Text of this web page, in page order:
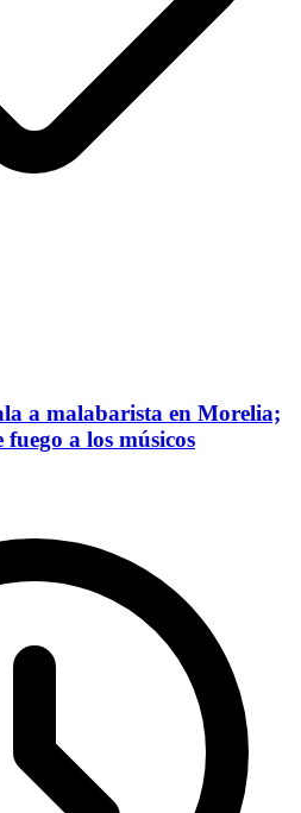
a malabarista en Morelia;
fuego a los músicos